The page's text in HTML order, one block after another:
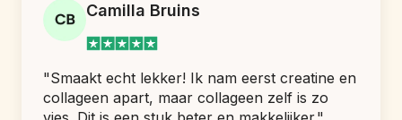
Camilla Bruins
"Smaakt echt lekker! Ik nam eerst creatine en
collageen apart, maar collageen zelf is zo